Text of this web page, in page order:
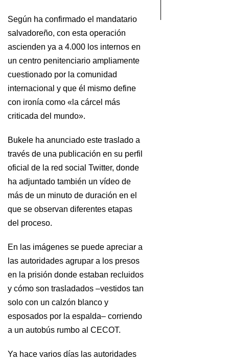
Según ha confirmado el mandatario
salvadoreño, con esta operación
ascienden ya a 4.000 los internos en
un centro penitenciario ampliamente
cuestionado por la comunidad
internacional y que él mismo define
con ironía como «la cárcel más
criticada del mundo».
Bukele ha anunciado este traslado a
través de una publicación en su perfil
oficial de la red social Twitter, donde
ha adjuntado también un vídeo de
más de un minuto de duración en el
que se observan diferentes etapas
del proceso.
En las imágenes se puede apreciar a
las autoridades agrupar a los presos
en la prisión donde estaban recluidos
y cómo son trasladados –vestidos tan
solo con un calzón blanco y
esposados por la espalda– corriendo
a un autobús rumbo al CECOT.
Ya hace varios días las autoridades